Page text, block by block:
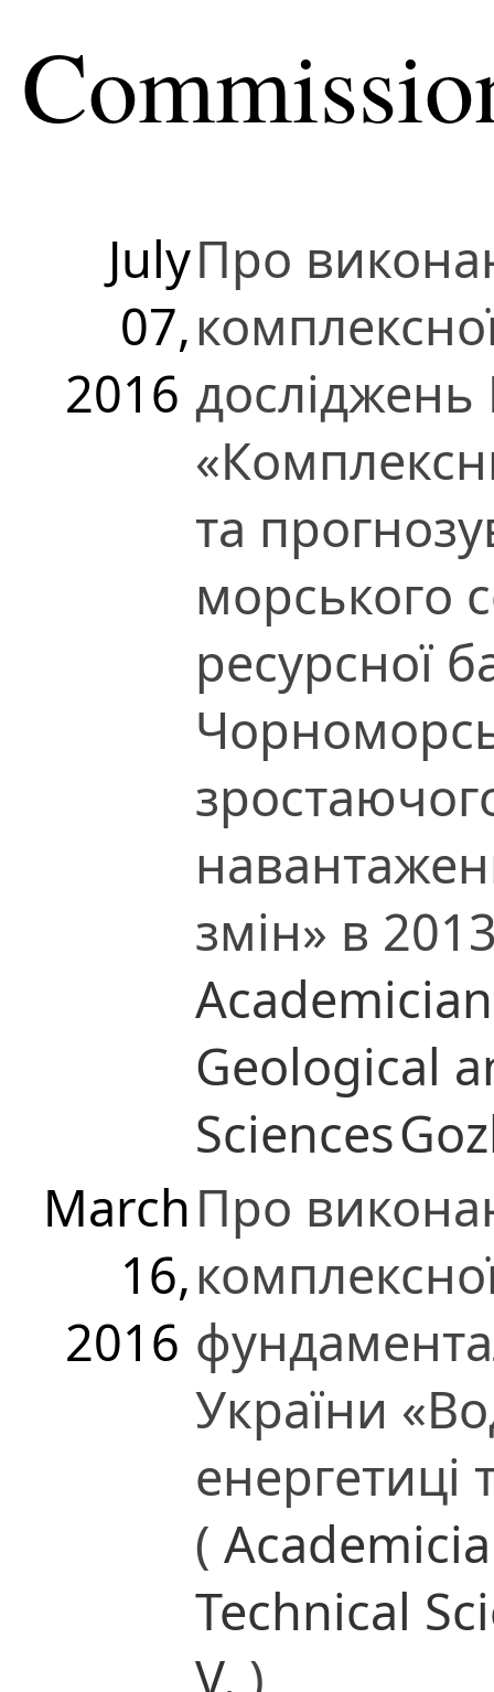
July
07,
2016
Про
та
морського
ресурсної
змін» в
Geological
Sciences
March
16,
2016
Про
України
енергетиці
(
Technical
V. )